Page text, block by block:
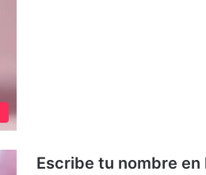
Escribe tu nombre en